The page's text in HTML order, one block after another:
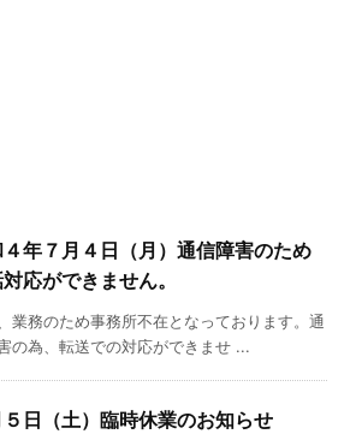
年７月４日（月）通信障害のため
応ができません。
業務のため事務所不在となっております。通
の為、転送での対応ができませ ...
５日（土）臨時休業のお知らせ